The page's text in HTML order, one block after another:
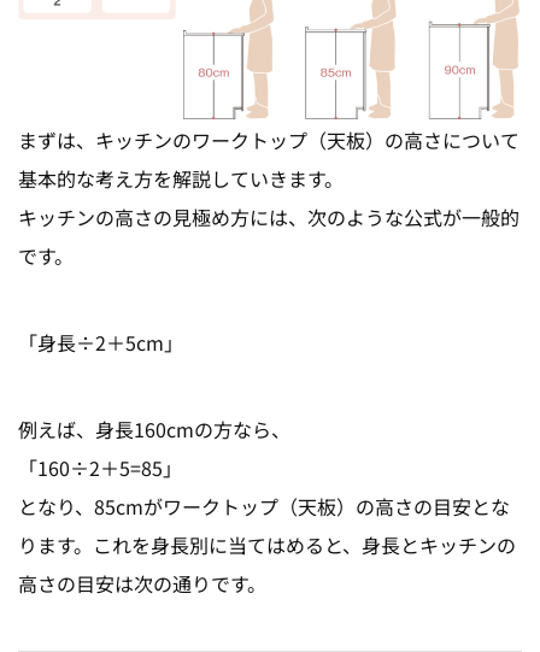
まずは、キッチンのワークトップ（天板）の高さについて
基本的な考え方を解説していきます。
キッチンの高さの見極め方には、次のような公式が一般的
です。
「身長÷2＋5cm」
例えば、身長160cmの方なら、
「160÷2＋5=85」
となり、85cmがワークトップ（天板）の高さの目安とな
ります。これを身長別に当てはめると、身長とキッチンの
高さの目安は次の通りです。